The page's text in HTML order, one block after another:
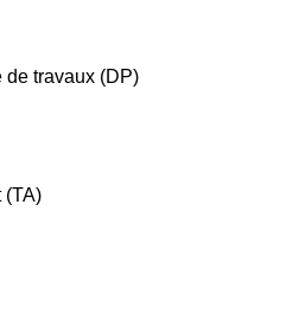
de travaux (DP)
(TA)